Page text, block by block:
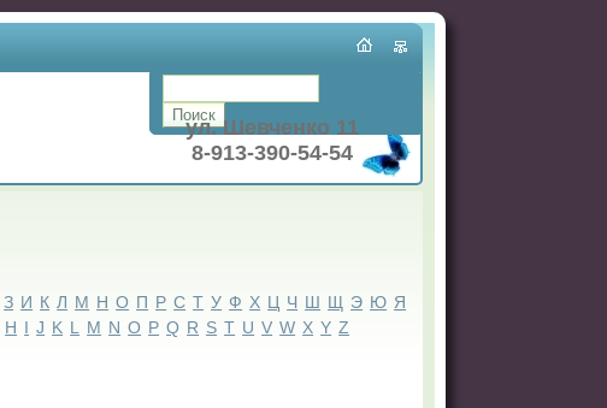
ул. Шевченко 11
8-913-390-54-54
З И К Л М Н О П Р С Т У Ф Х Ц Ч Ш Щ Э Ю Я
H I J K L M N O P Q R S T U V W X Y Z